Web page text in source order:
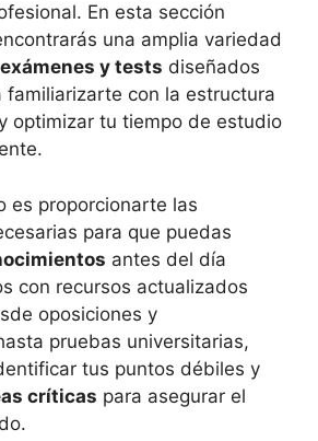
En esta sección
una amplia variedad
y tests diseñados
familiarizarte con la estructura
optimizar tu tiempo de estudio
es proporcionarte las
para que puedas
antes del día
con recursos actualizados
oposiciones y
pruebas universitarias,
tus puntos débiles y
críticas para asegurar el